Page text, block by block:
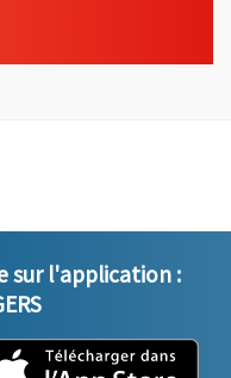
sur l'application :
"Vivre à Angers" -
une nouvelle fenêtre ,